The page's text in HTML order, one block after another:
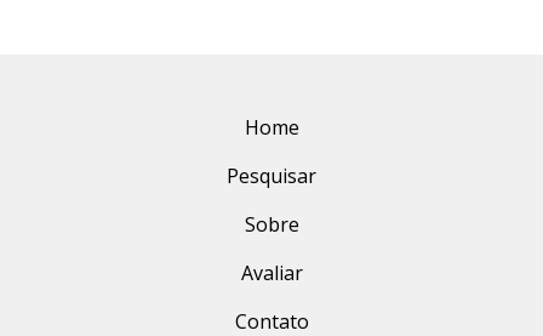
Home
Pesquisar
Sobre
Avaliar
Contato